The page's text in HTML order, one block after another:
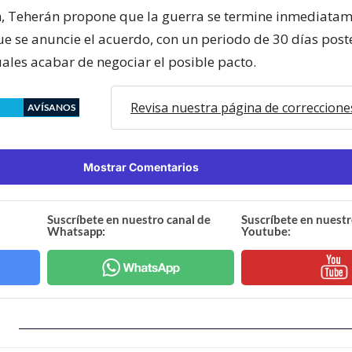
Teherán propone que la guerra se termine
se anuncie el acuerdo, con un periodo de 30 días
acabar de negociar el posible pacto.
AVÍSANOS Revisa nuestra página de
Mostrar Comentarios
Suscríbete en nuestro canal de
Whatsapp:
Suscríbete en
Youtube: